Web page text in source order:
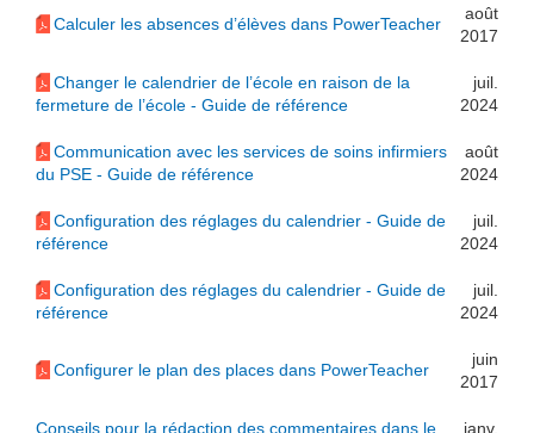
Calculer les absences d’élèves dans PowerTeacher
août
2017
Changer le calendrier de l’école en raison de la
fermeture de l’école - Guide de référence
juil.
2024
Communication avec les services de soins infirmiers
du PSE - Guide de référence
août
2024
Configuration des réglages du calendrier - Guide de
référence
juil.
2024
Configuration des réglages du calendrier - Guide de
référence
juil.
2024
Configurer le plan des places dans PowerTeacher
juin
2017
Conseils pour la rédaction des commentaires dans le
janv.